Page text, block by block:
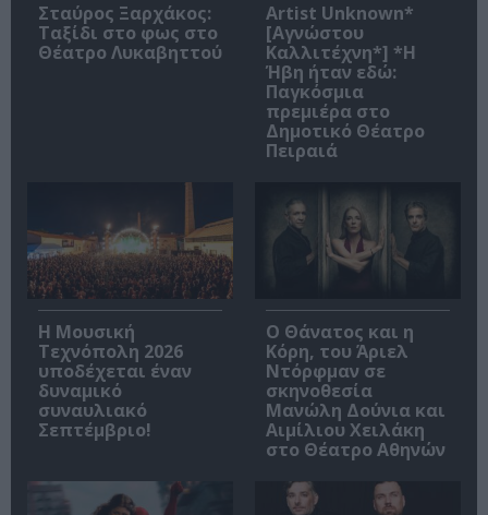
Σταύρος Ξαρχάκος:
Ταξίδι στο φως στο
Θέατρο Λυκαβηττού
Artist Unknown*
[Αγνώστου
Καλλιτέχνη*] *Η
Ήβη ήταν εδώ:
Παγκόσμια
πρεμιέρα στο
Δημοτικό Θέατρο
Πειραιά
Η Μουσική
Τεχνόπολη 2026
υποδέχεται έναν
δυναμικό
συναυλιακό
Σεπτέμβριο!
Ο Θάνατος και η
Κόρη, του Άριελ
Ντόρφμαν σε
σκηνοθεσία
Μανώλη Δούνια και
Αιμίλιου Χειλάκη
στο Θέατρο Αθηνών